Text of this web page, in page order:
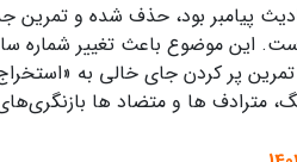
پیامبر بود، حذف شده و تمرین
این موضوع باعث تغییر شماره
پر کردن جای خالی به
مترادف‌ ها و متضاد ها